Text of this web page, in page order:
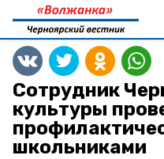
Сотрудник
культуры
школьниками